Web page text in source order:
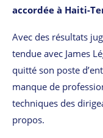
accordée à Haiti-
Avec des résultats
tendue avec James
quitté son poste
manque de
techniques des
propos.